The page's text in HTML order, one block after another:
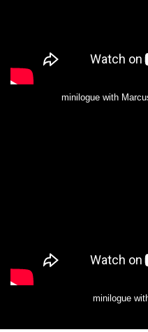
minilogue with
minilogue